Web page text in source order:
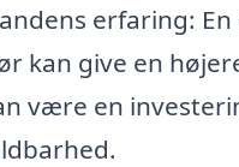
erfaring:
kan give en
være en